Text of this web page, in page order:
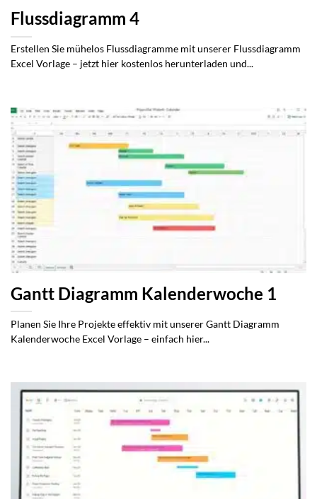
Flussdiagramm 4
Erstellen Sie mühelos Flussdiagramme mit unserer Flussdiagramm
Excel Vorlage – jetzt hier kostenlos herunterladen und...
Gantt Diagramm Kalenderwoche 1
Planen Sie Ihre Projekte effektiv mit unserer Gantt Diagramm
Kalenderwoche Excel Vorlage – einfach hier...